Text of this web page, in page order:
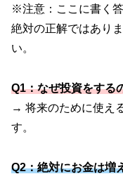
※注意：ここに書く
絶対の正解ではあり
い。
Q1：なぜ投資をする
→ 将来のために使え
す。
Q2：絶対にお金は増